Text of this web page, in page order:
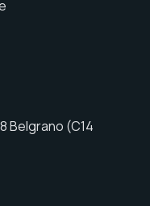
Belgrano (C14